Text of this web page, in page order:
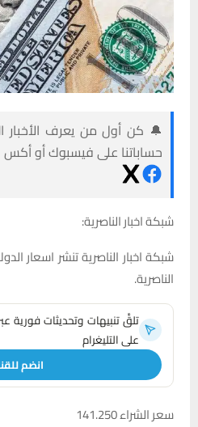
🔔 كن أول من يعرف الأخبار
حساباتنا على فيسبوك أو أكس
شبكة اخبار الناصرية:
شبكة اخبار الناصرية تنشر اسعار
الناصرية.
تلقَّ تنبيهات وتحديثات فورية
على التليغرام
انضم
سعر الشراء 141.250